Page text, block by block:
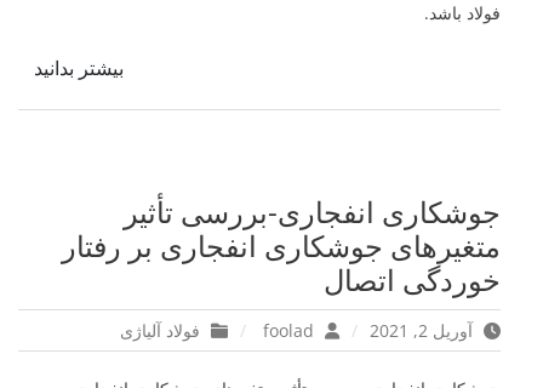
فولاد باشد.
بیشتر بدانید
جوشکاری انفجاری-بررسی تأثیر
متغیرهای جوشکاری انفجاری بر رفتار
خوردگی اتصال
آوریل 2, 2021 فولاد آلیاژی